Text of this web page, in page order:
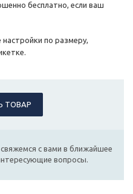
бесплатно, если ваш
по размеру,
ТОВАР
с вами в ближайшее
вопросы.